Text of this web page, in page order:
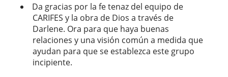
Da gracias por la fe tenaz del equipo de
CARIFES y la obra de Dios a través de
Darlene. Ora para que haya buenas
relaciones y una visión común a medida que
ayudan para que se establezca este grupo
incipiente.